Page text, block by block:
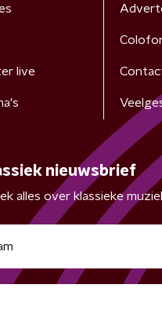
live
nieuwsbrief
alles over klassieke